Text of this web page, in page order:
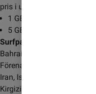
pris i upp till 7 dygn.
1 GB för 195 kr: skicka
5 GB för 345 kr: skicka
Surfpaketet gäller i
Bahrain, Bangladesh,
Förenade Arabemiraten,
Iran, Israel, Japan,
Kirgizistan, Kuwait,